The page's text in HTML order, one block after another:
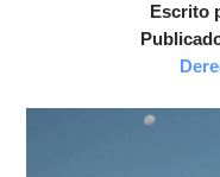
Escrito